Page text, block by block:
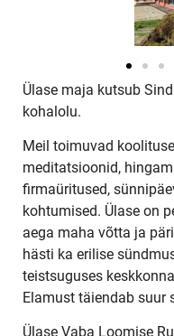
Ülase maja kutsub
kohalolu.
Meil toimuvad
meditatsioonid,
firmaüritused,
kohtumised. Ülase on
aega maha võtta ja
hästi ka erilise
teistsuguses
Elamust täiendab suur
Ülase Vaba Loomise